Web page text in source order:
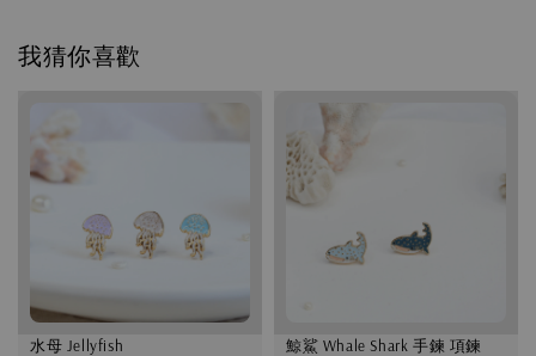
我猜你喜歡
水母 Jellyfish 鯨鯊 Whale Shark 手鍊 項鍊